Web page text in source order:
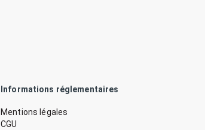
Informations réglementaires
Mentions légales
CGU